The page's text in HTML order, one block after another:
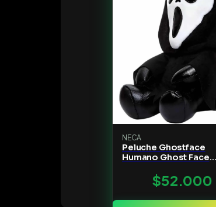
NECA
Peluche Ghostface
Humano Ghost Face
tamaño pequeño
$52.000